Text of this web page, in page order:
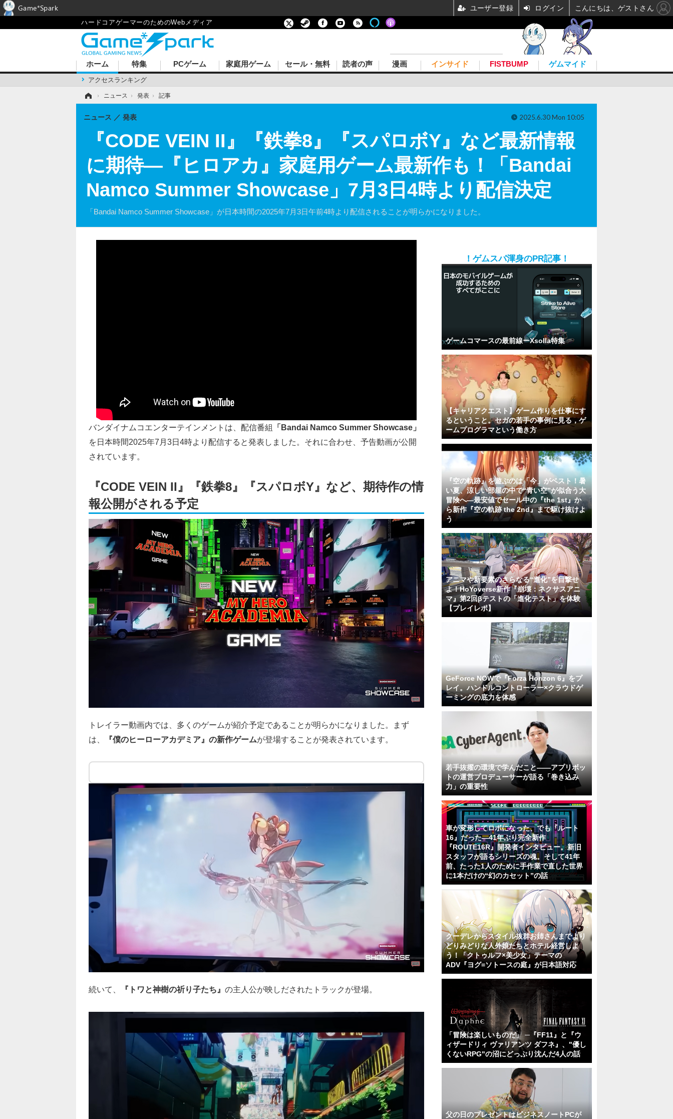
ハードコアゲーマーのためのWebメディア
ホーム
アクセスランキング
特集 PCゲーム 家庭用ゲーム セール・無料 読者の声 漫画 インサイド FISTBUMP ゲムマイド
› ニュース › 発表 › 記事
『CODE VEIN II』『鉄拳8』『スパロボY』など最新情報
に期待―『ヒロアカ』家庭用ゲーム最新作も！「Bandai
Namco Summer Showcase」7月3日4時より配信決定
「Bandai Namco Summer Showcase」が日本時間の2025年7月3日午前4時より配信されることが明らかになりました。
ニュース 発表 2025.6.30 Mon 10:05
バンダイナムコエンターテインメントは、配信番組
「Bandai Namco Summer Showcase」
を日本時間2025年7月3日4時より配信すると発表しました。それに合わせ、予告動画が公開
されています。
『CODE VEIN II』『鉄拳8』『スパロボY』など、期待作の情
報公開がされる予定
トレイラー動画内では、多くのゲームが紹介予定であることが明らかになりました。まず
は、
『僕のヒーローアカデミア』の新作ゲームが登場することが発表されています。
続いて、 『トワと神樹の祈り子たち』 の主人公が映しだされたトラックが登場。
！ゲムスパ渾身のPR記事！
ゲームコマースの最前線ーXsolla特集
【キャリアクエスト】ゲーム作りを仕事にす
るということ。セガの若手の事例に見る，ゲ
ームプログラマという働き方
『空の軌跡』を遊ぶのは「今」がベスト！暑
い夏、涼しい部屋の中で“青い空”が似合う大
冒険へ―最安値でセール中の『the 1st』か
ら新作『空の軌跡 the 2nd』まで駆け抜けよ
う
アニマや新要素のさらなる“進化”を目撃せ
よ！HoYoverse新作『崩壊：ネクサスアニ
マ』第2回βテストの「進化テスト」を体験
【プレイレポ】
GeForce NOWで『Forza Horizon 6』をプ
レイ。ハンドルコントローラー×クラウドゲ
ーミングの底力を体感
若手抜擢の環境で学んだこと――アプリボッ
トの運営プロデューサーが語る「巻き込み
力」の重要性
車が変形してロボになった、でも『ルート
16』だった―41年ぶり完全新作
『ROUTE16R』開発者インタビュー。新旧
スタッフが語るシリーズの魂。そして41年
前、たった1人のために手作業で直した世界
に1本だけの“幻のカセット”の話
クーデレからスタイル抜群お姉さんまでより
どりみどりな人外娘たちとホテル経営しよ
う！「クトゥルフ×美少女」テーマの
ADV『ヨグ=ソトースの庭』が日本語対応
「冒険は楽しいものだ」 ─『FF11』と『ウ
ィザードリィ ヴァリアンツ ダフネ』、"優し
くないRPG"の沼にどっぷり沈んだ4人の話
父の日のプレゼントはビジネスノートPCが
Game*Spark ユーザー登録 ログイン こんにちは、ゲストさん